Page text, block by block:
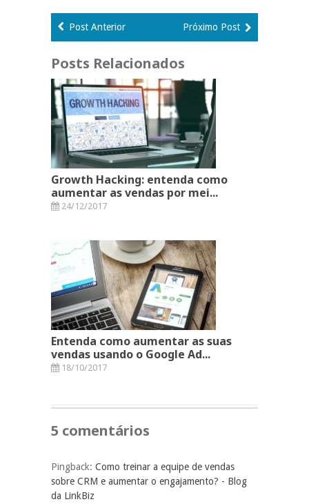
Post Anterior Próximo Post
Posts Relacionados
Growth Hacking: entenda como
aumentar as vendas por mei...
24/12/2017
Entenda como aumentar as suas
vendas usando o Google Ad...
18/10/2017
5 comentários
Pingback: Como treinar a equipe de vendas
sobre CRM e aumentar o engajamento? - Blog
da LinkBiz